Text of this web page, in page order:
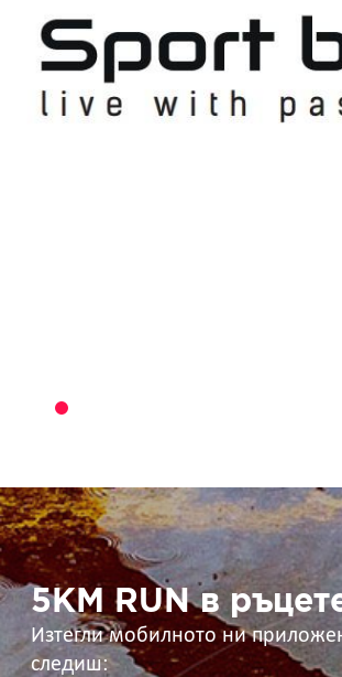
5KM
RUN
в
ръцете
ти 5KM RUN в
Изтегли мобилното ни
следиш: